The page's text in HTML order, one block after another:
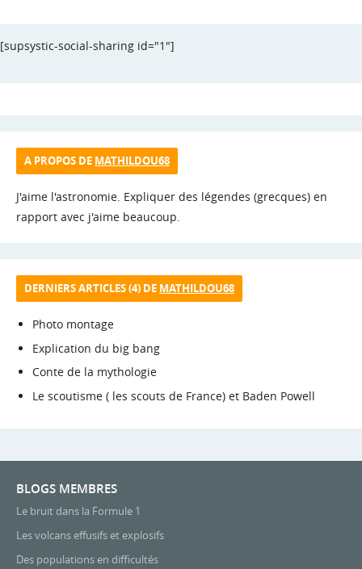
[supsystic-social-sharing id="1"]
A PROPOS DE MATHILDOU68
J'aime l'astronomie. Expliquer des légendes (grecques) en
rapport avec j'aime beaucoup.
DERNIERS ARTICLES (4) DE MATHILDOU68
Photo montage
Explication du big bang
Conte de la mythologie
Le scoutisme ( les scouts de France) et Baden Powell
BLOGS MEMBRES
Le bruit dans la Formule 1
Les volcans effusifs et explosifs
Des populations en difficultés